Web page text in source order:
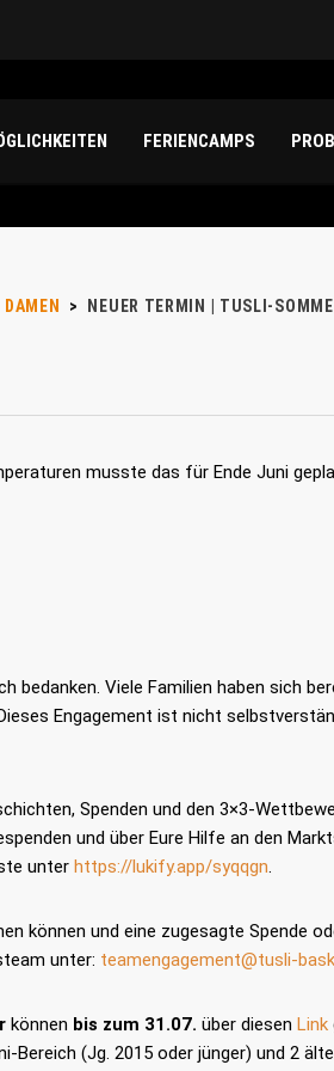
Noah Isichei überzeugt für
FERIENCAMPS
DAMEN > NEUER TERMIN | TUSLI-
musste das für Ende Juni
bedanken. Viele Familien haben sich
Engagement ist nicht
Spenden und den 3×3-
und über Eure Hilfe an den
unter https://lukify.app/syqqgn.
können und eine zugesagte Spende
unter: teamengagement@tusli-
können bis zum 31.07. über diesen Link
Bereich (Jg. 2015 oder jünger) und 2